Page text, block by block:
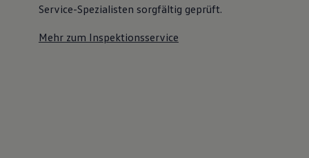
Service-Spezialisten sorgfältig geprüft.
Mehr zum Inspektionsservice